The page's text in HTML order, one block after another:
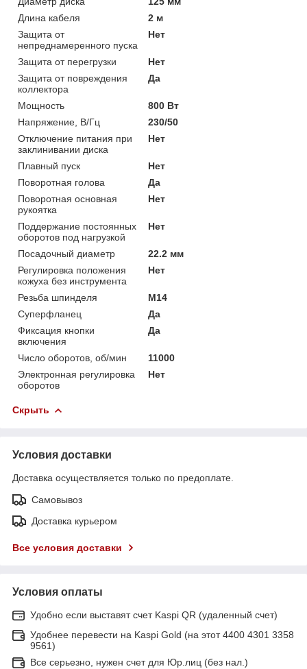
Длина кабеля
2 м
Защита от
непреднамеренного пуска
Нет
Защита от перегрузки
Нет
Защита от повреждения
коллектора
Да
Мощность
800 Вт
Напряжение, В/Гц
230/50
Отключение питания при
заклинивании диска
Нет
Плавный пуск
Нет
Поворотная голова
Да
Поворотная основная
рукоятка
Нет
Поддержание постоянных
оборотов под нагрузкой
Нет
Посадочный диаметр
22.2 мм
Регулировка положения
кожуха без инструмента
Нет
Резьба шпинделя
М14
Суперфланец
Да
Фиксация кнопки
включения
Да
Число оборотов, об/мин
11000
Электронная регулировка
оборотов
Нет
Скрыть
Условия доставки
Доставка осуществляется только по предоплате.
Самовывоз
Доставка курьером
Все условия доставки
Условия оплаты
Удобно если выставят счет Kaspi QR (удаленный счет)
Удобнее перевести на Kaspi Gold (на этот 4400 4301 3358
9561)
Все серьезно, нужен счет для Юр.лиц (без нал.)